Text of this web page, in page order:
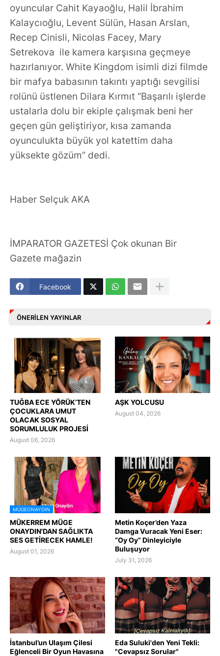
oyuncular Cahit Kayaoğlu, Halil İbrahim
Kalaycıoğlu, Levent Sülün, Hasan Arslan,
Recep Cinisli, Nicolas Facey, Mary
Setrekova ile kamera karşısına geçmeye
hazırlanıyor. White Kingdom isimli dizi filmde
bir mafya babasının takıntı yaptığı sevgilisi
rolünü üstlenen Dilara Kırmıt “Başarılı işlerde
ustalarla dolu bir ekiple çalışmak beni her
geçen gün geliştiriyor, kısa zamanda
oyunculukta büyük yol katettim daha
yüksekte gözüm” dedi.
Haber Selçuk AKA
İMPARATOR GAZETESİ Çok okunan Bir
Gazete mağazin
Facebook
ÖNERILEN YAYINLAR
TUĞBA ECE YÖRÜK’TEN
ÇOCUKLARA UMUT
OLACAK SOSYAL
SORUMLULUK PROJESİ
August 06, 2026
AŞK YOLCUSU
August 04, 2026
MÜGEONAYDIN
MÜKERREM MÜGE
ONAYDIN'DAN SAĞLIKTA
SES GETİRECEK HAMLE!
August 01, 2026
Metin Koçer’den Yaza
Damga Vuracak Yeni Eser:
“Oy Oy” Dinleyiciyle
Buluşuyor
July 31, 2026
İstanbul’un Ulaşım Çilesi
Eğlenceli Bir Oyun Havasına
Eda Suluki'den Yeni Tekli:
"Cevapsız Sorular"